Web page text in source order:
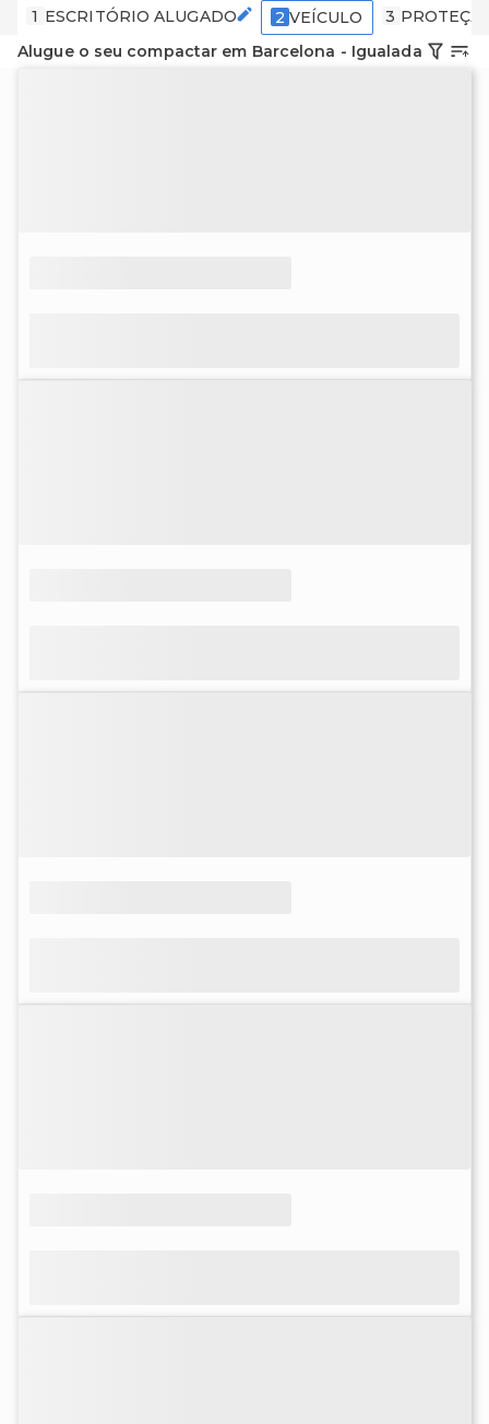
1 ESCRITÓRIO ALUGADO 2 VEÍCULO 3
Alugue o seu compactar em Barcelona - Igualada